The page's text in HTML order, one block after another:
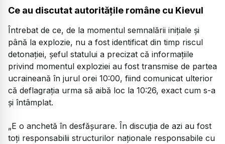
Ce au discutat autoritățile române cu Kievul
Întrebat de ce, de la momentul semnalării inițiale și
până la explozie, nu a fost identificat din timp riscul
detonației, șeful statului a precizat că informațiile
privind momentul exploziei au fost transmise de partea
ucraineană în jurul orei 10:00, fiind comunicat ulterior
că deflagrația urma să aibă loc la 10:26, exact cum s-a
și întâmplat.
„E o anchetă în desfășurare. În discuția de azi au fost
toți responsabilii structurilor naționale responsabile cu